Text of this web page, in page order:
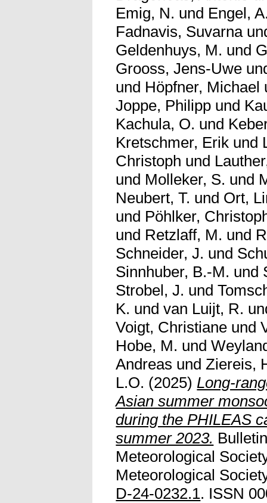
Emig, N. und Engel,
Fadnavis, Suvarna
Geldenhuys, M. und
Grooss, Jens-Uwe
und Höpfner, Michael
Joppe, Philipp und
Kachula, O. und
Kretschmer, Erik und
Christoph und
und Molleker, S. und
Neubert, T. und Ort,
und Pöhlker,
und Retzlaff, M. und
Schneider, J. und
Sinnhuber, B.-M. und
Strobel, J. und
K. undvan Luijt, R.
Voigt, Christiane und
Hobe, M. und
Andreas undZiereis,
L.O. (2025)Long-
Asian summer
during the PHILEAS
summer 2023.
Meteorological
Meteorological
D-24-0232.1. ISSN